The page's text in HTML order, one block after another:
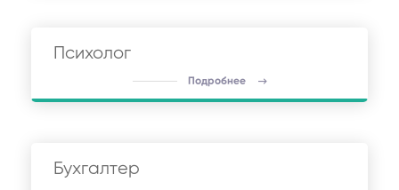
Психолог
Подробнее
Бухгалтер